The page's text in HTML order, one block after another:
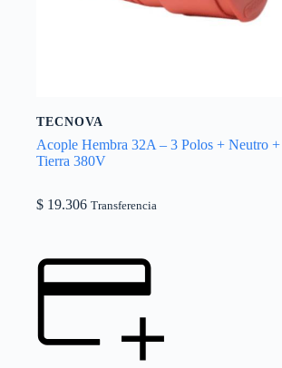
TECNOVA
Acople Hembra 32A – 3 Polos + Neutro +
Tierra 380V
$ 19.306 Transferencia